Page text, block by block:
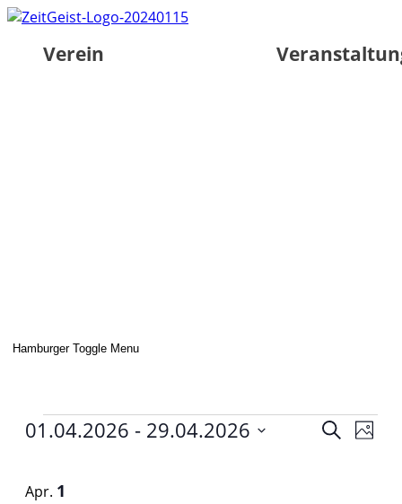
Verein
Hamburger Toggle Menu
Veranstaltungen SucheFoto
01.04.2026 - 29.04.2026
Apr. 1